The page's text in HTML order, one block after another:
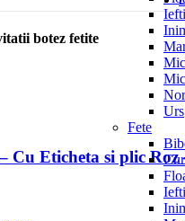
Nor
Urs
Fete
botez fetite
Cu Eticheta si plic Roz